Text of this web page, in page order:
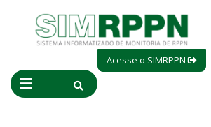
Acesse o SIMRPPN